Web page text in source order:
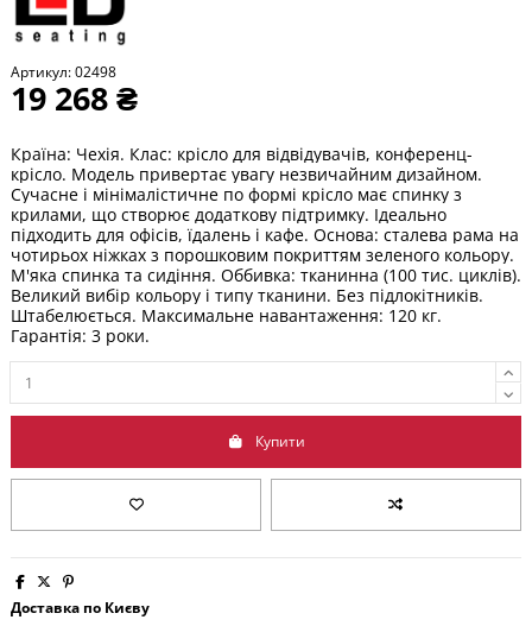
Артикул:02498
19 268 ₴
Країна: Чехія. Клас: крісло для відвідувачів, конференц-
крісло. Модель привертає увагу незвичайним дизайном.
Сучасне і мінімалістичне по формі крісло має спинку з
крилами, що створює додаткову підтримку. Ідеально
підходить для офісів, їдалень і кафе. Основа: сталева рама на
чотирьох ніжках з порошковим покриттям зеленого кольору.
М'яка спинка та сидіння. Оббивка: тканинна (100 тис. циклів).
Великий вибір кольору і типу тканини. Без підлокітників.
Штабелюється. Максимальне навантаження: 120 кг.
Гарантія: 3 роки.
Купити
Доставка по Києву